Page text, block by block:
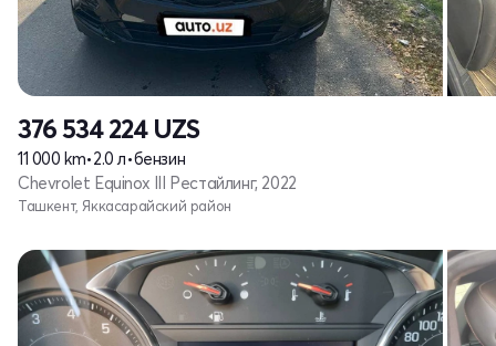
376 534 224 UZS
11 000 km•2.0 л•бензин
Chevrolet Equinox III Рестайлинг, 2022
Ташкент, Яккасарайский район